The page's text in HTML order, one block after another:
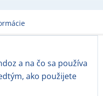
a na čo sa používa
ako použijete